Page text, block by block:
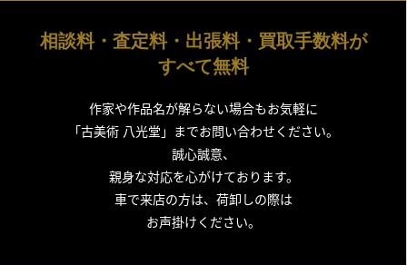
2019年10月25日放送
2019年8月20日放送
BSテレビ東京：火曜エンタ「家のモノを全部出して！？ 3日でお
相談料・査定料・出張料・買取手数料が
すべて無料
作家や作品名が解らない場合もお気軽に
「古美術 八光堂」までお問い合わせください。
誠心誠意、
親身な対応を心がけております。
車で来店の方は、荷卸しの際は
お声掛けください。